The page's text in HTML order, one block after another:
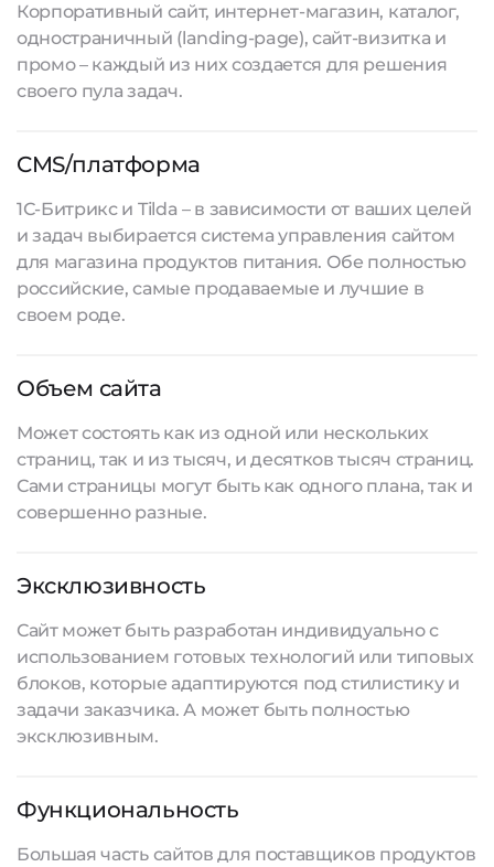
Корпоративный сайт, интернет-магазин, каталог,
одностраничный (landing-page), сайт-визитка и
промо – каждый из них создается для решения
своего пула задач.
CMS/платформа
1С-Битрикс и Tilda – в зависимости от ваших целей
и задач выбирается система управления сайтом
для магазина продуктов питания. Обе полностью
российские, самые продаваемые и лучшие в
своем роде.
Объем сайта
Может состоять как из одной или нескольких
страниц, так и из тысяч, и десятков тысяч страниц.
Сами страницы могут быть как одного плана, так и
совершенно разные.
Эксклюзивность
Сайт может быть разработан индивидуально с
использованием готовых технологий или типовых
блоков, которые адаптируются под стилистику и
задачи заказчика. А может быть полностью
эксклюзивным.
Функциональность
Большая часть сайтов для поставщиков продуктов